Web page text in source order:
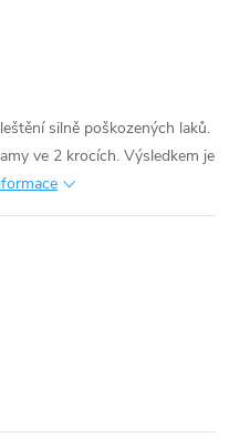
silně poškozených laků.
ve 2 krocích. Výsledkem je